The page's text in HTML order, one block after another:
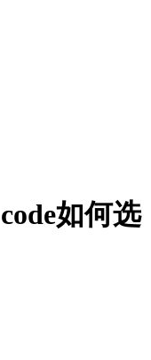
如何选